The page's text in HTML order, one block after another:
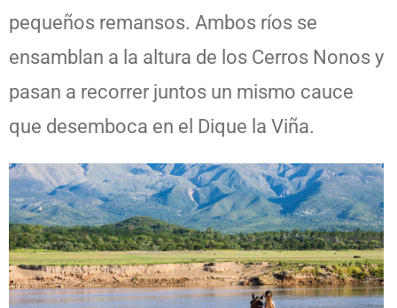
pequeños remansos. Ambos ríos se
ensamblan a la altura de los Cerros Nonos y
pasan a recorrer juntos un mismo cauce
que desemboca en el Dique la Viña.